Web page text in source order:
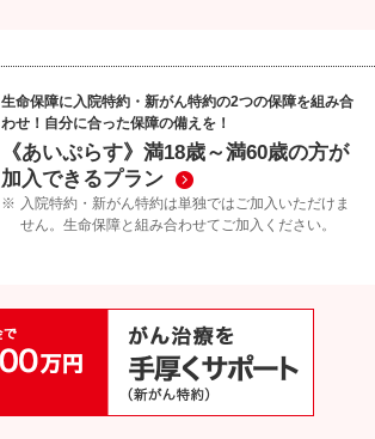
生命保障に入院特約・新がん特約の2つの保障を組み合
わせ！自分に合った保障の備えを！
《あいぷらす》満18歳～満60歳の方が
加入できるプラン
※ 入院特約・新がん特約は単独ではご加入いただけま
せん。生命保障と組み合わせてご加入ください。